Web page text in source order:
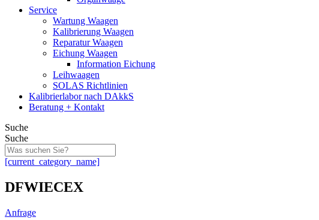
Service
Wartung Waagen
Kalibrierung Waagen
Reparatur Waagen
Eichung Waagen
Information Eichung
Leihwaagen
SOLAS Richtlinien
Kalibrierlabor nach DAkkS
Beratung + Kontakt
Suche
Suche
[current_category_name]
DFWIECEX
Anfrage